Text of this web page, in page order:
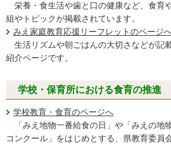
栄養・食生活や歯と口の健康など、食育
組やトピックが掲載されています。
みえ家庭教育応援リーフレットのページ
生活リズムや朝ごはんの大切さなどが記
紹介ページです。
学校・保育所における食育の推進
学校教育・食育のページへ
「みえ地物一番給食の日」や「みえの地
コンクール」をはじめとする、県教育委員